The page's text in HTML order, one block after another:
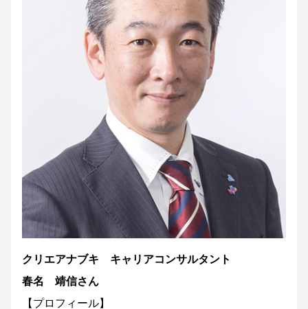
クリエアナブキ キャリアコンサルタント
春名 靖信さん
【プロフィール】